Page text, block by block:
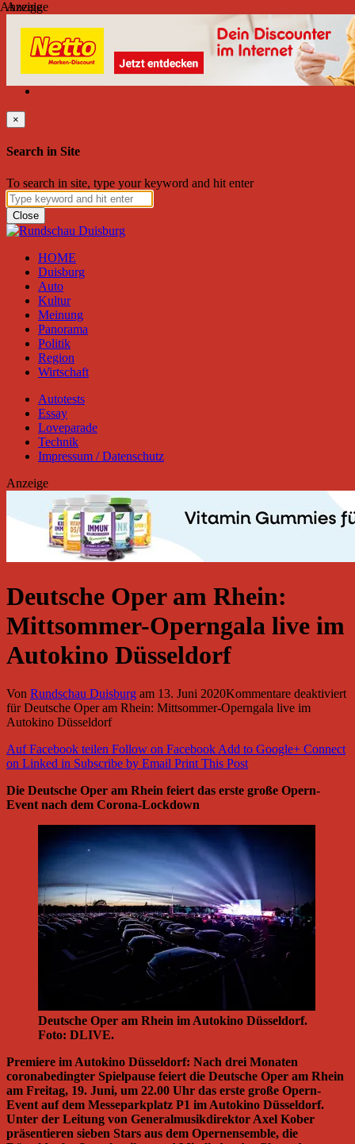
Donnerstag, August 06, 2026
Friend on Facebook Follow on Twitter
Subscribe to RSS
Search
×
Search in Site
To search in site, type your keyword and hit enter
Close
HOME
Duisburg
Auto
Kultur
Meinung
Panorama
Politik
Region
Wirtschaft
Autotests
Essay
Loveparade
Technik
Impressum / Datenschutz
Anzeige
Deutsche Oper am Rhein:
Mittsommer-Operngala live im
Autokino Düsseldorf
Von Rundschau Duisburg am 13. Juni 2020Kommentare deaktiviert
für Deutsche Oper am Rhein: Mittsommer-Operngala live im
Autokino Düsseldorf
Auf Facebook teilen Follow on FacebookAdd to Google+ Connect
on Linked in Subscribe by Email Print This Post
Die Deutsche Oper am Rhein feiert das erste große Opern-
Event nach dem Corona-Lockdown
Deutsche Oper am Rhein im Autokino Düsseldorf.
Foto: DLIVE.
Premiere im Autokino Düsseldorf: Nach drei Monaten
coronabedingter Spielpause feiert die Deutsche Oper am Rhein
am Freitag, 19. Juni, um 22.00 Uhr das erste große Opern-
Event auf dem Messeparkplatz P1 im Autokino Düsseldorf.
Unter der Leitung von Generalmusikdirektor Axel Kober
präsentieren sieben Stars aus dem Opernensemble, die
Anzeige
Anzeige